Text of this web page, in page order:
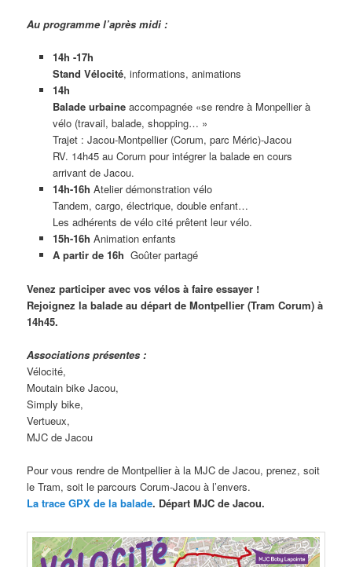
Au programme l’après midi :
14h -17h
Stand Vélocité, informations, animations
14h
Balade urbaineaccompagnée «se rendre à Monpellier à
vélo (travail, balade, shopping… »
Trajet : Jacou-Montpellier (Corum, parc Méric)-Jacou
RV. 14h45 au Corum pour intégrer la balade en cours
arrivant de Jacou.
14h-16h Atelier démonstration vélo
Tandem, cargo, électrique, double enfant…
Les adhérents de vélo cité prêtent leur vélo.
15h-16h Animation enfants
A partir de 16h Goûter partagé
Venez participer avec vos vélos à faire essayer !
Rejoignez la balade au départ de Montpellier (Tram Corum) à
14h45.
Associations présentes :
Vélocité,
Moutain bike Jacou,
Simply bike,
Vertueux,
MJC de Jacou
Pour vous rendre de Montpellier à la MJC de Jacou, prenez, soit
le Tram, soit le parcours Corum-Jacou à l’envers.
La trace GPX de la balade. Départ MJC de Jacou.